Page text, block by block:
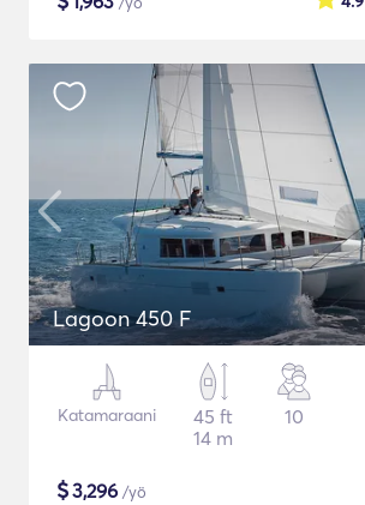
Lagoon 450 F
Katamaraani
45 ft
14 m
10
$3,296 /yö